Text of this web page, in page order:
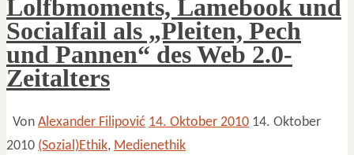
Lolfbmoments, Lamebook und
Socialfail als „Pleiten, Pech
und Pannen“ des Web 2.0-
Zeitalters
Von Alexander Filipović 14. Oktober 2010 14. Oktober
2010 (Sozial)Ethik, Medienethik